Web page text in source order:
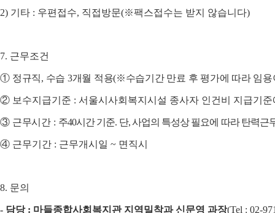
2) 기타 : 우편접수, 직접방문(※팩스접수는 받지 않습니다)
7. 근무조건
① 정규직, 수습 3개월 적용(※수습기간 만료 후 평가에 따라 임
② 보수지급기준 : 서울시사회복지시설 종사자 인건비 지급기준
③ 근무시간 : 주40시간 기준. 단,사업의 특성상 필요에 따라 탄력근
④ 근무기간 : 근무개시일 ~ 면직시
8. 문의
- 담당 : 마들종합사회복지관 지역밀착과 신문영 과장(Tel : 02-